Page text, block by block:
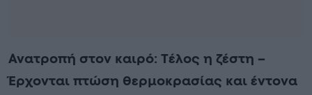
Ανατροπή στον καιρό: Τέλος η ζέστη –
Έρχονται πτώση θερμοκρασίας και έντονα